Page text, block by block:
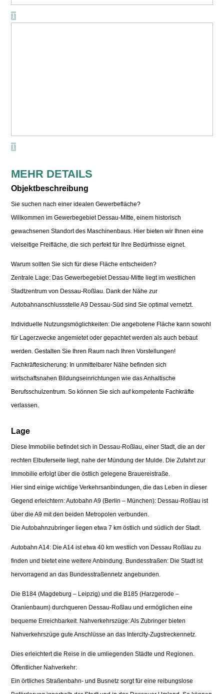
MEHR DETAILS
Objektbeschreibung
Sie suchen nach einer idealen Gewerbefläche?
Willkommen im Gewerbegebiet Dessau-Mitte, einem historisch
gewachsenen Standort des Maschinenbaus. Hier bieten wir Ihnen eine
vielseitige Freifläche, die sich perfekt für Ihre Bedürfnisse eignet.
Warum sollten Sie sich für diese Fläche entscheiden?
Zentrale Lage: Das Gewerbegebiet Dessau-Mitte liegt im westlichen
Stadtzentrum von Dessau-Roßlau. Dank der Nähe zur
Autobahnanschlussstelle A9 Dessau-Süd sind Sie optimal vernetzt.
Individuelle Nutzungsmöglichkeiten: Die angebotene Fläche kann sowohl
für Lagerzwecke angemietet oder gepachtet werden als auch bebaut
werden. Gestalten Sie Ihren Raum nach Ihren Vorstellungen!
Fachkräftesicherung: In unmittelbarer Nähe befinden sich
wirtschaftsnahen Bildungseinrichtungen wie das Anhaltische
Berufsschulzentrum. So können Sie sich auf kompetente Fachkräfte
verlassen.
Lage
Diese Immobilie befindet sich in Dessau-Roßlau, einer Stadt, die an der
rechten Elbuferseite liegt, nahe der Mündung der Mulde. Die Zufahrt zur
Immobilie erfolgt über die östlich gelegene Brauereistraße.
Hier sind einige wichtige Verkehrsanbindungen, die das Leben in dieser
Gegend erleichtern: Autobahn A9 (Berlin – München): Dessau-Roßlau ist
über die A9 mit den beiden Metropolen verbunden.
Die Autobahnzubringer liegen etwa 7 km östlich und südlich der Stadt.
Autobahn A14: Die A14 ist etwa 40 km westlich von Dessau Roßlau zu
finden und bietet eine weitere Anbindung. Bundesstraßen: Die Stadt ist
hervorragend an das Bundesstraßennetz angebunden.
Die B184 (Magdeburg – Leipzig) und die B185 (Harzgerode –
Oranienbaum) durchqueren Dessau-Roßlau und ermöglichen eine
bequeme Erreichbarkeit. Nahverkehrszüge: Als Zubringer bieten
Nahverkehrszüge gute Anschlüsse an das Intercity-Zugstreckennetz.
Dies erleichtert die Reise in die umliegenden Städte und Regionen.
Öffentlicher Nahverkehr:
Ein örtliches Straßenbahn- und Busnetz sorgt für eine reibungslose